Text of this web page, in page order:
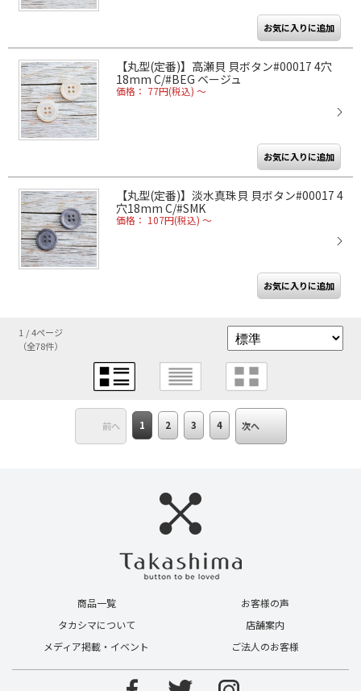
【丸型(定番)】高瀬貝 貝ボタン#00017 4穴
18mm C/#BEG ベージュ
価格： 77円(税込) ～
【丸型(定番)】淡水真珠貝 貝ボタン#00017 4
穴18mm C/#SMK
価格： 107円(税込) ～
1 / 4ページ
（全78件）
前へ 1 2 3 4 次へ
商品一覧
お客様の声
タカシマについて
店舗案内
メディア掲載・イベント
ご法人のお客様